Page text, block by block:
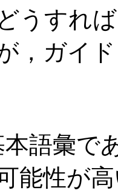
うすれ
，ガイ
語彙で
能性が